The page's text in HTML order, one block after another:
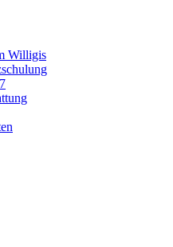
Willigis